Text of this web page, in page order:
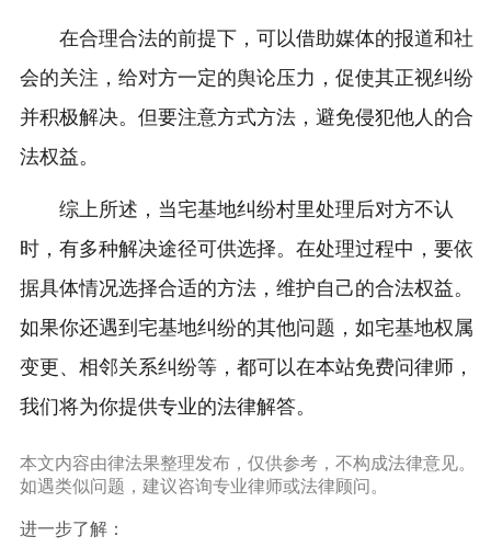
在合理合法的前提下，可以借助媒体的报道和社
会的关注，给对方一定的舆论压力，促使其正视纠纷
并积极解决。但要注意方式方法，避免侵犯他人的合
法权益。
综上所述，当宅基地纠纷村里处理后对方不认
时，有多种解决途径可供选择。在处理过程中，要依
据具体情况选择合适的方法，维护自己的合法权益。
如果你还遇到宅基地纠纷的其他问题，如宅基地权属
变更、相邻关系纠纷等，都可以在本站免费问律师，
我们将为你提供专业的法律解答。
本文内容由律法果整理发布，仅供参考，不构成法律意见。
如遇类似问题，建议咨询专业律师或法律顾问。
进一步了解：